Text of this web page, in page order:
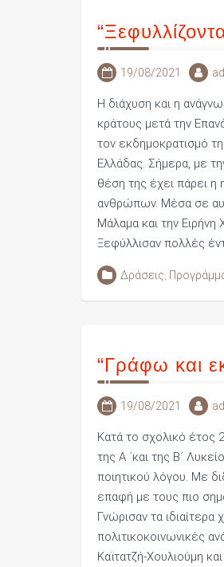
19/08/2021
Η διάχυση και η
κράτους μετά την
τον εκδημοκρατισμό
Ελλάδας. Σήμερα, με
θέση της έχει πάρει
ανθρώπων. Μέσα σε
Μάλαμα και την
Ξεφύλλισαν πολλές
Δράσεις
“Γράφω και
19/08/2021
Κατά το σχολικό έτος
της Α ΄και της Β΄
ποιητικού λόγου. Με
επαφή με τους πιο
Γνώρισαν τα
πολιτικοκοινωνικές
Καϊτατζή-Χουλιούμη